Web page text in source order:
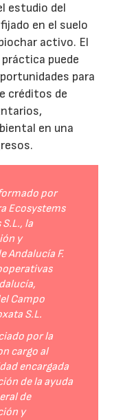
estudio del
en el suelo
activo. El
puede
para
créditos de
en una
por
Ecosystems
la
y
Andalucía F.
Campo
S.L.
por la
cargo al
encargada
de la ayuda
de
y